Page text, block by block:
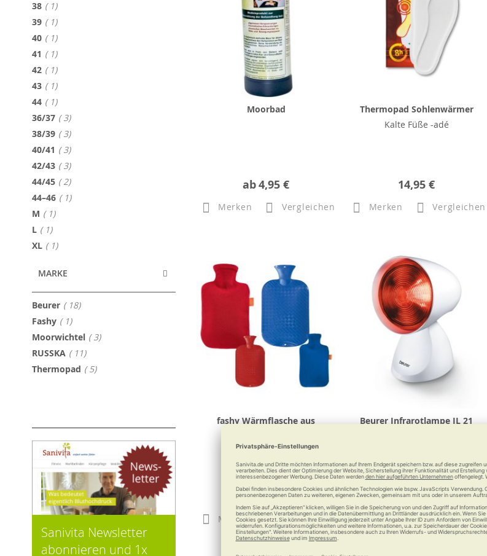
Moorbad
ab4,95 €
Merken Vergleichen
Thermopad Sohlenwärmer
Kalte Füße -adé
14,95 €
Merken Vergleichen
fashy Wärmflasche aus
Tolle Pulle
ab9,90 €
Merken Vergleichen
Beurer Infrarotlampe IL 21
65,99 €
Merken Vergleichen
38 1Artikel
39 1Artikel
40 1Artikel
41 1Artikel
42 1Artikel
43 1Artikel
44 1Artikel
36/37 3Artikel
38/39 3Artikel
40/41 3Artikel
42/43 3Artikel
44/45 2Artikel
44–46 1Artikel
M 1Artikel
L 1Artikel
XL 1Artikel
MARKE
Beurer 18Artikel
Fashy 1Artikel
Moorwichtel 3Artikel
RUSSKA 11Artikel
Thermopad 5Artikel
Sanivita Newsletter
abonnieren und 1x